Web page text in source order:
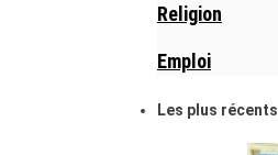
Religion
Emploi
Les plus récents